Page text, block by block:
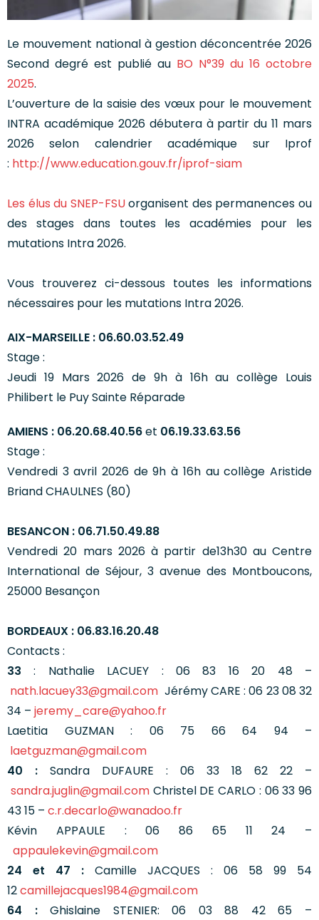
Le mouvement national à gestion déconcentrée 2026
Second degré est publié au BO N°39 du 16 octobre
2025.
L’ouverture de la saisie des vœux pour le mouvement
INTRA académique 2026 débutera à partir du 11 mars
2026 selon calendrier académique sur Iprof
: http://www.education.gouv.fr/iprof-siam
Les élus du SNEP-FSUorganisent des permanences ou
des stages dans toutes les académies pour les
mutations Intra 2026.
Vous trouverez ci-dessous toutes les informations
nécessaires pour les mutations Intra 2026.
AIX-MARSEILLE : 06.60.03.52.49
Stage :
Jeudi 19 Mars 2026 de 9h à 16h au collège Louis
Philibert le Puy Sainte Réparade
AMIENS : 06.20.68.40.56et 06.19.33.63.56
Stage :
Vendredi 3 avril 2026 de 9h à 16h au collège Aristide
Briand CHAULNES (80)
BESANCON : 06.71.50.49.88
Vendredi 20 mars 2026 à partir de13h30 au Centre
International de Séjour, 3 avenue des Montboucons,
25000 Besançon
BORDEAUX : 06.83.16.20.48
Contacts :
33: Nathalie LACUEY : 06 83 16 20 48 –
nath.lacuey33@gmail.com Jérémy CARE : 06 23 08 32
34 – jeremy_care@yahoo.fr
Laetitia GUZMAN : 06 75 66 64 94 –
laetguzman@gmail.com
40 : Sandra DUFAURE : 06 33 18 62 22 –
sandra.juglin@gmail.comChristel DE CARLO : 06 33 96
43 15 – c.r.decarlo@wanadoo.fr
Kévin APPAULE : 06 86 65 11 24 –
appaulekevin@gmail.com
24 et 47 : Camille JACQUES : 06 58 99 54
12camillejacques1984@gmail.com
64 :Ghislaine STENIER: 06 03 88 42 65 –